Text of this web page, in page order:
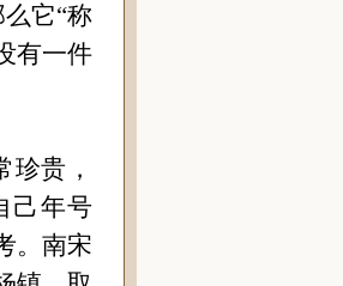
它“称
有一件
贵，
己年号
。南宋